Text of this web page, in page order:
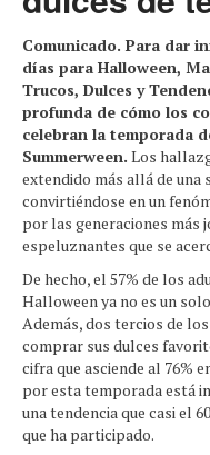
Comunicado. Para dar
días para Halloween,
Trucos, Dulces y
profunda de cómo los
celebran la temporada
Summerween. Los
extendido más allá de una
convirtiéndose en un
por las generaciones más
espeluznantes que se
De hecho, el 57% de los
Halloween ya no es un
Además, dos tercios de
comprar sus dulces
cifra que asciende al 76%
por esta temporada está
una tendencia que casi el
que ha participado.